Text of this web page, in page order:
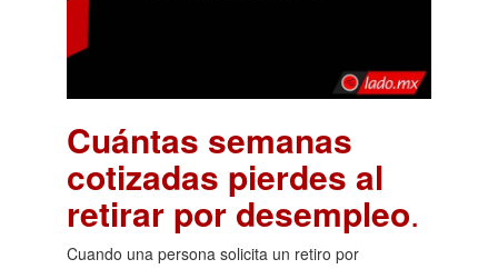
Cuántas semanas
cotizadas pierdes al
retirar por desempleo.
Cuando una persona solicita un retiro por